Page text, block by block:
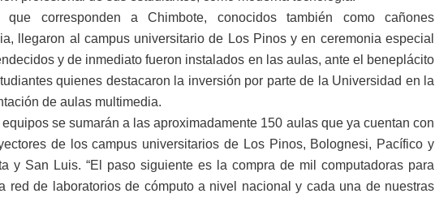
que corresponden a Chimbote, conocidos también como cañones
llegaron al campus universitario de Los Pinos y en ceremonia especial
y de inmediato fueron instalados en las aulas, ante el beneplácito
quienes destacaron la inversión por parte de la Universidad en la
de aulas multimedia.
equipos se sumarán a las aproximadamente 150 aulas que ya cuentan con
de los campus universitarios de Los Pinos, Bolognesi, Pacífico y
y San Luis. “El paso siguiente es la compra de mil computadoras para
red de laboratorios de cómputo a nivel nacional y cada una de nuestras